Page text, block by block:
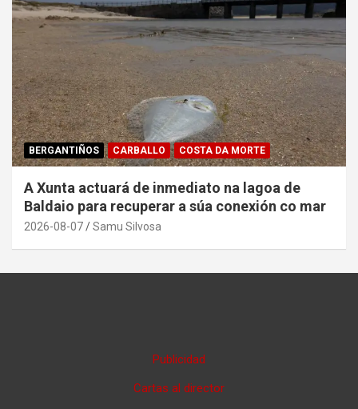
BERGANTIÑOS CARBALLO COSTA DA MORTE
A Xunta actuará de inmediato na lagoa de
Baldaio para recuperar a súa conexión co mar
2026-08-07 Samu Silvosa
Publicidad
Cartas al director